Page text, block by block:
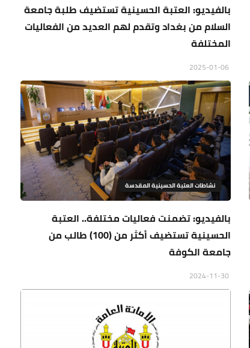
بالفيديو: العتبة الحسينية تستضيف طلبة جامعة
السلام من بغداد وتقدم لهم العديد من الفعاليات
المختلفة
نشاطات العتبة الحسينية المقدسة
بالفيديو: تضمنت فعاليات مختلفة.. العتبة
الحسينية تستضيف أكثر من (100) طالب من
جامعة الكوفة